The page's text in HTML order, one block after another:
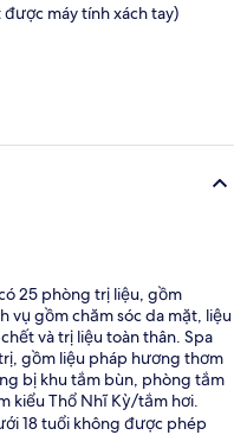
máy tính xách tay)
25 phòng trị liệu, gồm
vụ gồm chăm sóc da mặt, liệu
và trị liệu toàn thân. Spa
gồm liệu pháp hương thơm
bị khu tắm bùn, phòng tắm
kiểu Thổ Nhĩ Kỳ/tắm hơi.
18 tuổi không được phép